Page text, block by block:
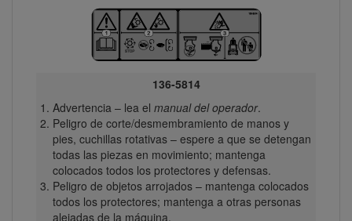
136-5814
Advertencia – lea el manual del operador.
Peligro de corte/desmembramiento de manos y
pies, cuchillas rotativas – espere a que se detengan
todas las piezas en movimiento; mantenga
colocados todos los protectores y defensas.
Peligro de objetos arrojados – mantenga colocados
todos los protectores; mantenga a otras personas
alejadas de la máquina.